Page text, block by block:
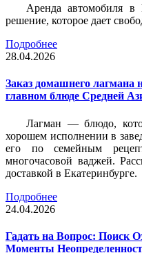
Аренда автомобиля в
решение, которое дает
Подробнее
28.04.2026
Заказ домашнего лагмана
главном блюде Средней
Лагман — блюдо,
хорошем исполнении в
его по семейным
многочасовой ваджей.
доставкой в Екатеринбурге.
Подробнее
24.04.2026
Гадать на Вопрос: Поиск
Моменты